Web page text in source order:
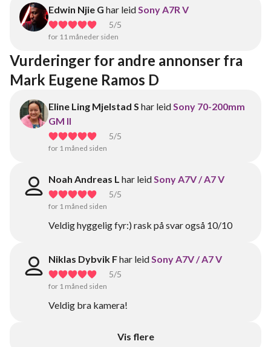
Edwin Njie G har leidSony A7R V
5/5
for 11 måneder siden
Vurderinger for andre annonser fra
Mark Eugene Ramos D
Eline Ling Mjelstad S har leidSony 70-200mm
GM II
5/5
for 1 måned siden
Noah Andreas L har leidSony A7V / A7 V
5/5
for 1 måned siden
Veldig hyggelig fyr:) rask på svar også 10/10
Niklas Dybvik Fhar leidSony A7V / A7 V
5/5
for 1 måned siden
Veldig bra kamera!
Vis flere